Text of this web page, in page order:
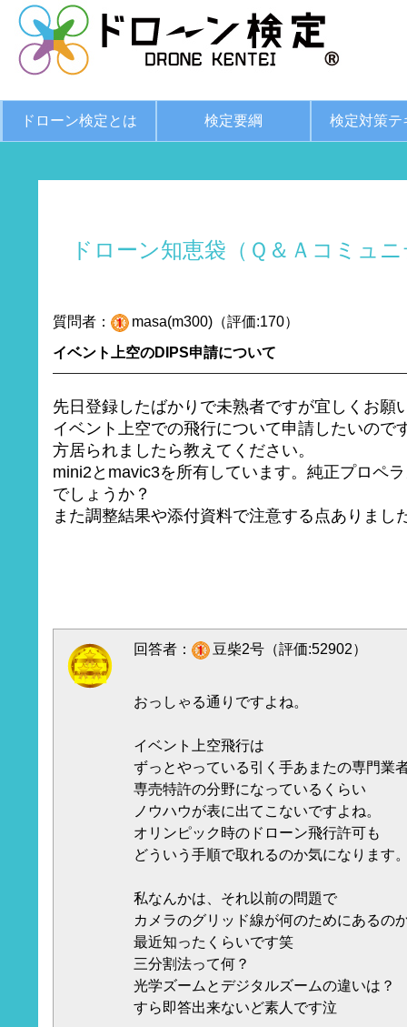
ドローン検定とは 検定要綱 検定対策テ
ドローン知恵袋（Ｑ＆Ａコミュ
質問者：
masa(m300)（評価:170）
イベント上空のDIPS申請について
先日登録したばかりで未熟者ですが宜しくお願
イベント上空での飛行について申請したいので
方居られましたら教えてください。
mini2とmavic3を所有しています。純正プロペ
でしょうか？
また調整結果や添付資料で注意する点ありまし
回答者： 豆柴2号（評価:52902）
おっしゃる通りですよね。
イベント上空飛行は
ずっとやっている引く手あまたの専門業
専売特許の分野になっているくらい
ノウハウが表に出てこないですよね。
オリンピック時のドローン飛行許可も
どういう手順で取れるのか気になります
私なんかは、それ以前の問題で
カメラのグリッド線が何のためにあるの
最近知ったくらいです笑
三分割法って何？
光学ズームとデジタルズームの違いは？
すら即答出来ないど素人です泣